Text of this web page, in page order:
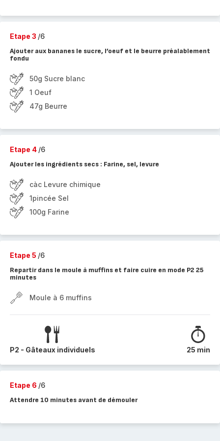
Etape 3 /6
Ajouter aux bananes le sucre, l’oeuf et le beurre préalablement
fondu
50g Sucre blanc
1 Oeuf
47g Beurre
Etape 4 /6
Ajouter les ingrédients secs : Farine, sel, levure
càc Levure chimique
1pincée Sel
100g Farine
Etape 5 /6
Repartir dans le moule à muffins et faire cuire en mode P2 25
minutes
Moule à 6 muffins
P2 - Gâteaux individuels 25 min
Etape 6 /6
Attendre 10 minutes avant de démouler